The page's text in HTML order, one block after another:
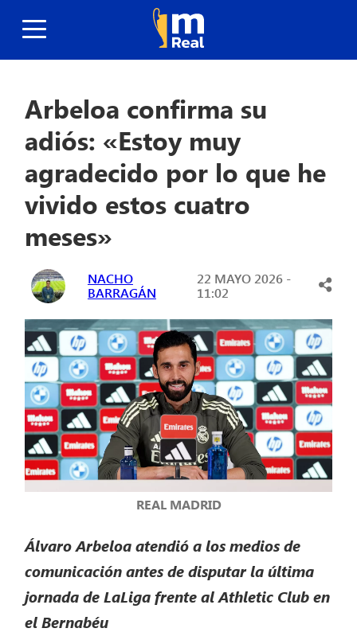
Arbeloa confirma su
adiós: «Estoy muy
agradecido por lo que he
vivido estos cuatro
meses»
NACHO
BARRAGÁN
22 MAYO 2026 -
11:02
REAL MADRID
Álvaro Arbeloa atendió a los medios de
comunicación antes de disputar la última
jornada de LaLiga frente al Athletic Club en
el Bernabéu